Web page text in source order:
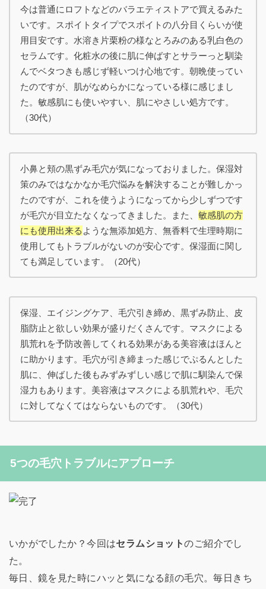
今は普通にロフトなどのバラエティストアで買えるみた
いです。スポイトタイプでスポイトの八分目くらいが使
用目安です。水溶き片栗粉の様なとろみのある乳白色の
セラムです。化粧水の後に肌に伸ばすとサラーっと馴染
んでベタつきも感じず軽いつけ心地です。朝晩使ってい
たのですが、肌がなめらかになっている様に感じまし
た。敏感肌にも使いやすい、肌にやさしい処方です。
（30代）
小鼻と頬の黒ずみ毛穴が気になっておりました。保湿対
策のみではなかなか毛穴悩みを解決することが難しかっ
たのですが、これを使うようになってから少しずつです
が毛穴が目立たなくなってきました。また、 敏感肌の方
にも使用出来る ような無添加処方、無香料で生理時期に
使用してもトラブルがないのが安心です。保湿面に関し
ても満足しています。（20代）
保湿、エイジングケア、毛穴引き締め、黒ずみ防止、皮
脂防止と欲しい効果が盛りだくさんです。マスクによる
肌荒れを予防改善してくれる効果がある美容液はほんと
に助かります。毛穴が引き締まった感じでぷるんとした
肌に、伸ばした後もみずみずしい感じで肌に馴染んで保
湿力もあります。美容液はマスクによる肌荒れや、毛穴
に対してなくてはならないものです。（30代）
5つの毛穴トラブルにアプローチ
いかがでしたか？今回はセラムショットのご紹介でし
た。
毎日、鏡を見た時にハッと気になる顔の毛穴。毎日きち